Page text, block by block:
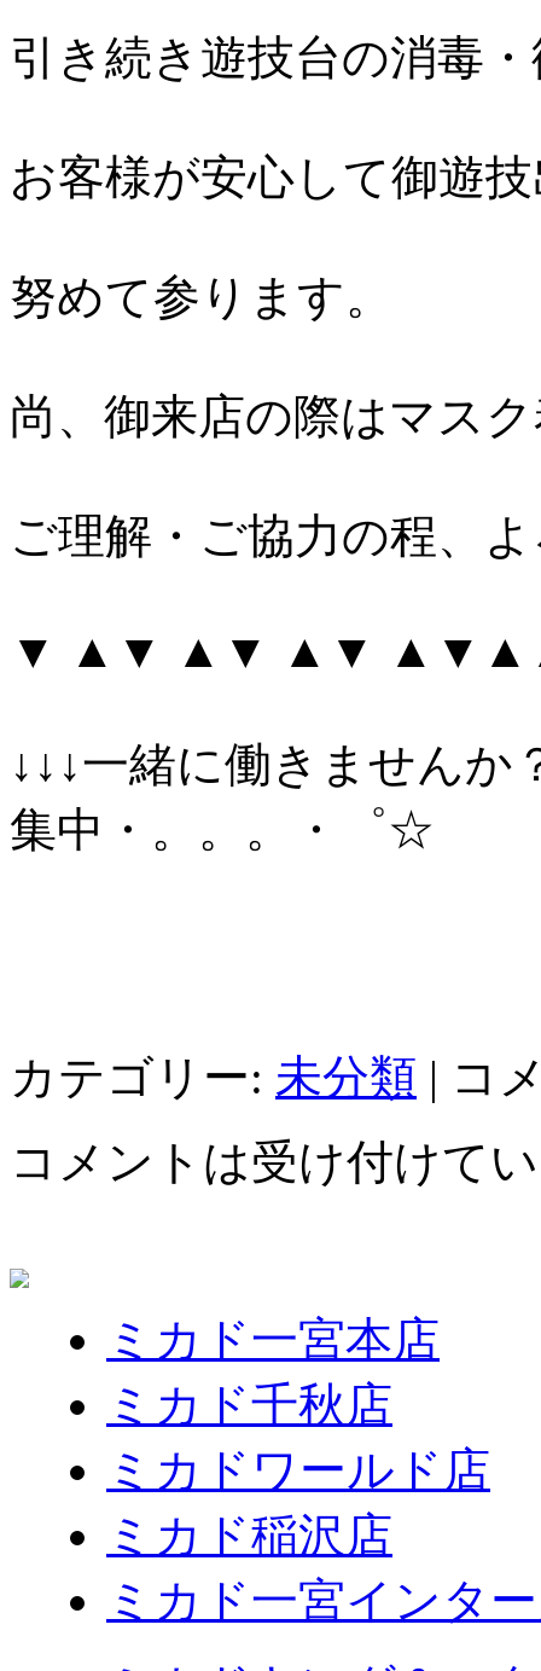
引き続き遊技台の消毒
お客様が安心して御遊
努めて参ります。
尚、御来店の際はマス
ご理解・ご協力の程、
▼ ▲▼ ▲▼ ▲▼
↓↓↓一緒に働きません
集中・。。。・゜☆
カテゴリー: 未分類 | コ
コメントは受け付けて
ミカド一宮本店
ミカド千秋店
ミカドワールド店
ミカド稲沢店
ミカド一宮インタ